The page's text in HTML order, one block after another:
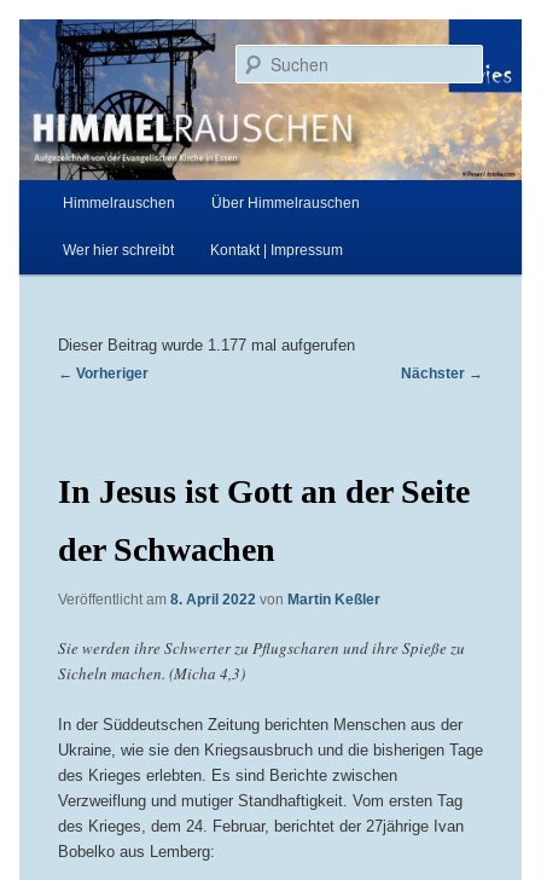
primären
Inhalt
springen
Himmelrauschen
Aufgezeichnet von der Evangelischen Kirche in Essen
Hauptmenü
Himmelrauschen Über Himmelrauschen
Wer hier schreibt Kontakt | Impressum
Dieser Beitrag wurde 1.177 mal aufgerufen
Beitragsnavigation
← Vorheriger Nächster →
In Jesus ist Gott an der Seite
der Schwachen
Veröffentlicht am 8. April 2022 von Martin Keßler
Sie werden ihre Schwerter zu Pflugscharen und ihre Spieße zu
Sicheln machen. (Micha 4,3)
In der Süddeutschen Zeitung berichten Menschen aus der
Ukraine, wie sie den Kriegsausbruch und die bisherigen Tage
des Krieges erlebten. Es sind Berichte zwischen
Verzweiflung und mutiger Standhaftigkeit. Vom ersten Tag
des Krieges, dem 24. Februar, berichtet der 27jährige Ivan
Bobelko aus Lemberg: